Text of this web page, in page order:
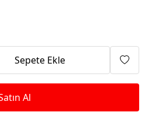
Sepete Ekle
Al